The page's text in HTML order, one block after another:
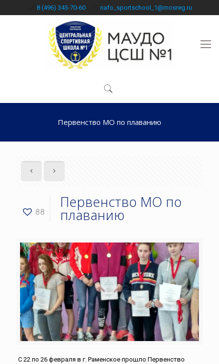
8 (496) 343-70-60 nafo_sportschool_1@mosreg.ru
Первенство МО по плаванию
88
Первенство МО по
плаванию
С 22 по 26 февраля в г. Раменское прошло Первенство